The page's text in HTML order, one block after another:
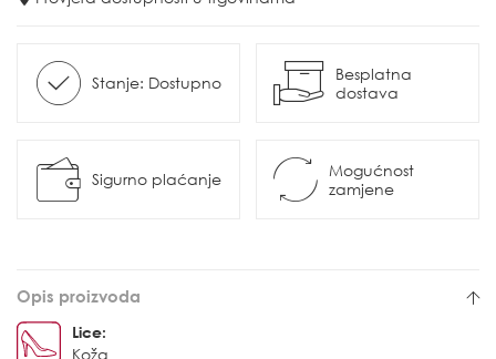
Stanje: Dostupno
Besplatna
dostava
Sigurno plaćanje
Mogućnost
zamjene
Opis proizvoda
Lice:
Koža